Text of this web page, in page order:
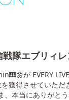
戦隊エブリィ
が EVERY
獲得させていただ
、本当にありがと